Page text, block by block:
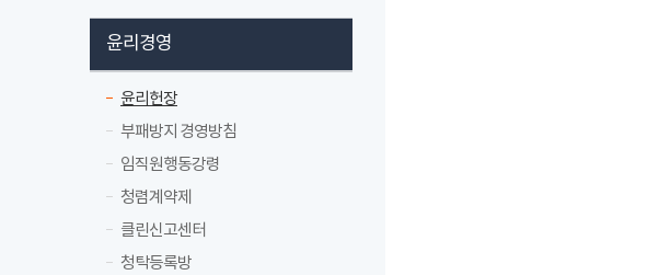
윤리경영
윤리헌장
부패방지 경영방침
임직원행동강령
청렴계약제
클린신고센터
청탁등록방